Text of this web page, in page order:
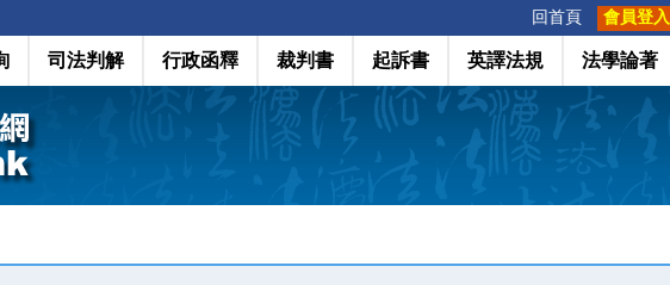
回首頁 會員登入
司法判解 行政函釋 裁判書 起訴書 英譯法規 法學論著